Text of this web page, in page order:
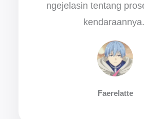
ngejelasin tentang
Faerelatte